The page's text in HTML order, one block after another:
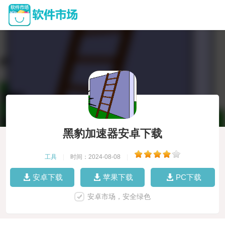
黑豹加速器安卓下载
工具 时间：2024-08-08
安卓下载 苹果下载 PC下载
安卓市场，安全绿色